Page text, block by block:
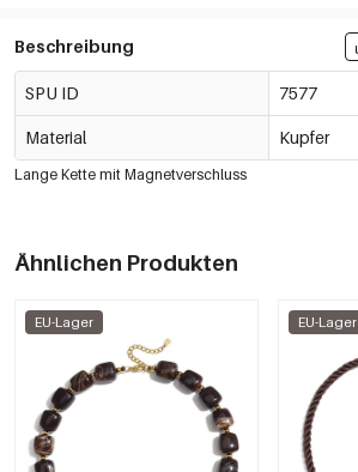
Beschreibung
SPU ID 7577
Material Kupfer
Lange Kette mit Magnetverschluss
Ähnlichen Produkten
EU-Lager EU-Lager